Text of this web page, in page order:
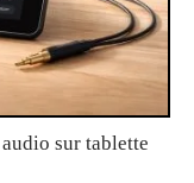
sur tablette